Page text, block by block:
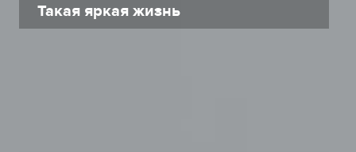
Такая яркая жизнь